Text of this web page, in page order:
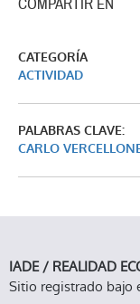
COMPARTIR EN
CATEGORÍA
ACTIVIDAD
PALABRAS CLAVE:
CARLO
IADE / REALIDAD
Sitio registrado bajo